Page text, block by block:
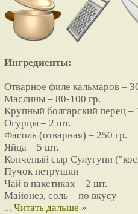
Ингредиенты:
Отварное филе кальмаров –
Маслины – 80-100 гр.
Крупный болгарский перец –
Огурцы – 2 шт.
Фасоль (отварная) – 250 гр.
Яйца – 5 шт.
Копчёный сыр Cулугуни
Пучок петрушки
Чай в пакетиках – 2 шт.
Майонез, соль – по вкусу
... Читать дальше »